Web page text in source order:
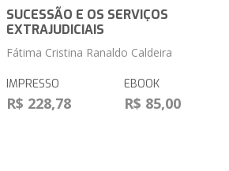
SUCESSÃO E OS SERVIÇOS
EXTRAJUDICIAIS
Fátima Cristina Ranaldo Caldeira
IMPRESSO
R$ 228,78
EBOOK
R$ 85,00